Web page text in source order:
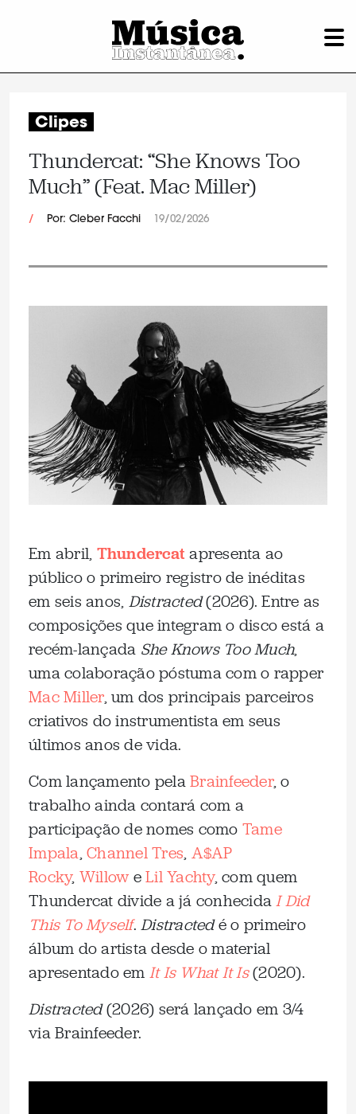
Clipes
Thundercat: “She Knows Too
Much” (Feat. Mac Miller)
/ Por: Cleber Facchi 19/02/2026
Em abril, Thundercat apresenta ao
público o primeiro registro de inéditas
em seis anos, Distracted(2026). Entre as
composições que integram o disco está a
recém-lançada She Knows Too Much,
uma colaboração póstuma com o rapper
Mac Miller, um dos principais parceiros
criativos do instrumentista em seus
últimos anos de vida.
Com lançamento pelaBrainfeeder, o
trabalho ainda contará com a
participação de nomes como Tame
Impala,Channel Tres, A$AP
Rocky, Willow eLil Yachty, com quem
Thundercat divide a já conhecidaI Did
This To Myself. Distractedé o primeiro
álbum do artista desde o material
apresentado em It Is What It Is(2020).
Distracted(2026) será lançado em 3/4
via Brainfeeder.